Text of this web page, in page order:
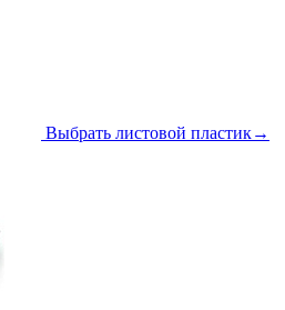
Выбрать листовой пластик→